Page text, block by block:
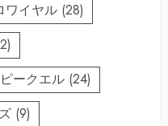
ワイヤル (28)
ークエル (24)
(9)